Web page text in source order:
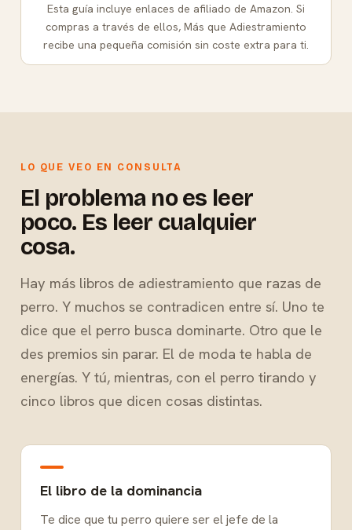
Esta guía incluye enlaces de afiliado de Amazon. Si
compras a través de ellos, Más que Adiestramiento
recibe una pequeña comisión sin coste extra para ti.
LO QUE VEO EN CONSULTA
El problema no es leer
poco. Es leer cualquier
cosa.
Hay más libros de adiestramiento que razas de
perro. Y muchos se contradicen entre sí. Uno te
dice que el perro busca dominarte. Otro que le
des premios sin parar. El de moda te habla de
energías. Y tú, mientras, con el perro tirando y
cinco libros que dicen cosas distintas.
El libro de la dominancia
Te dice que tu perro quiere ser el jefe de la